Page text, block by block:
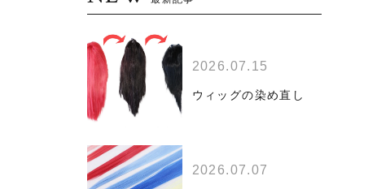
2026.07.15
ウィッグの染め直し
2026.07.07